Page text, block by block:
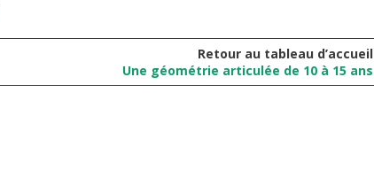
Retour au tableau d’accueil
Une géométrie articulée de 10 à 15 ans